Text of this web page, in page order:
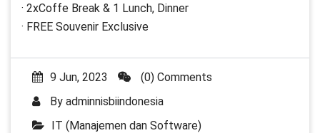
· 2xCoffe Break & 1 Lunch, Dinner
· FREE Souvenir Exclusive
9 Jun, 2023
(0) Comments
By adminnisbiindonesia
IT (Manajemen dan Software)